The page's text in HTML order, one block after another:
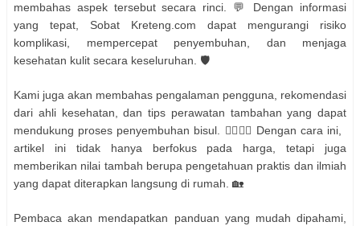
membahas aspek tersebut secara rinci. 💬 Dengan informasi
yang tepat, Sobat Kreteng.com dapat mengurangi risiko
komplikasi, mempercepat penyembuhan, dan menjaga
kesehatan kulit secara keseluruhan. 🛡️
Kami juga akan membahas pengalaman pengguna, rekomendasi
dari ahli kesehatan, dan tips perawatan tambahan yang dapat
mendukung proses penyembuhan bisul. 👩‍⚕️👨‍⚕️ Dengan cara ini,
artikel ini tidak hanya berfokus pada harga, tetapi juga
memberikan nilai tambah berupa pengetahuan praktis dan ilmiah
yang dapat diterapkan langsung di rumah. 🏡
Pembaca akan mendapatkan panduan yang mudah dipahami,